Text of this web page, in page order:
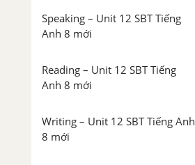
Speaking – Unit 12 SBT Tiếng
Anh 8 mới
Reading – Unit 12 SBT Tiếng
Anh 8 mới
Writing – Unit 12 SBT Tiếng Anh
8 mới